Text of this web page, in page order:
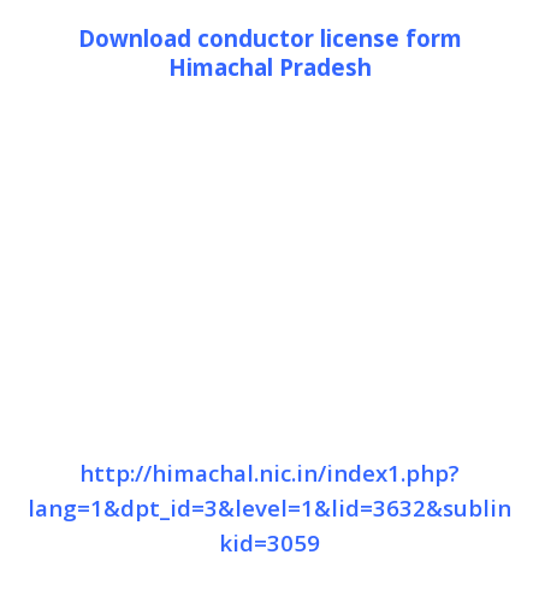
Download conductor license form
Himachal Pradesh
http://himachal.nic.in/index1.php?
lang=1&dpt_id=3&level=1&lid=3632&sublin
kid=3059